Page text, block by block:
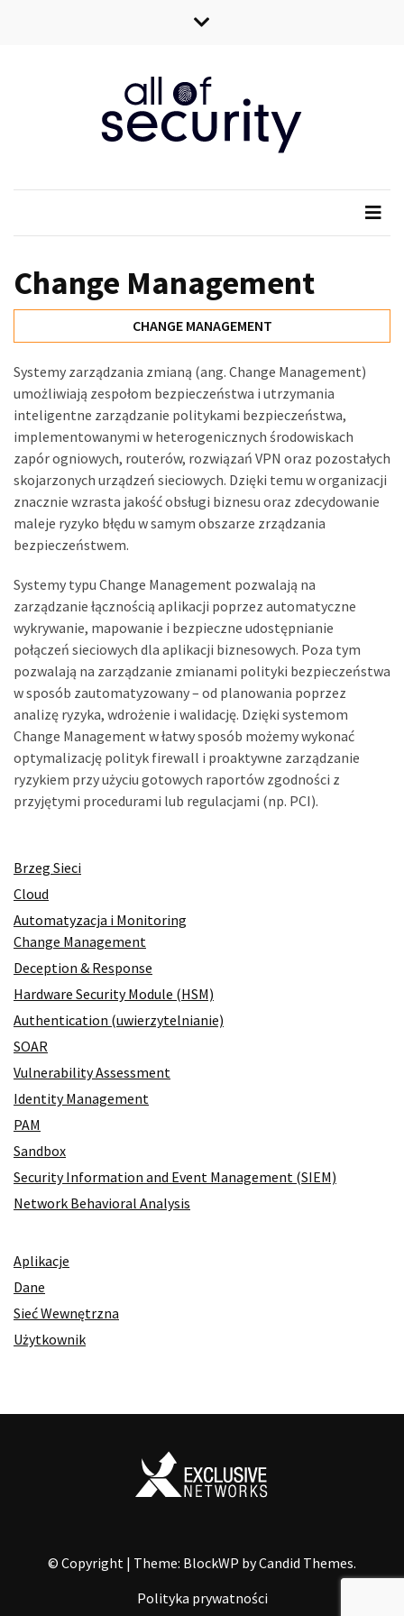
All of security
Change Management
CHANGE MANAGEMENT
Systemy zarządzania zmianą (ang. Change Management)
umożliwiają zespołom bezpieczeństwa i utrzymania
inteligentne zarządzanie politykami bezpieczeństwa,
implementowanymi w heterogenicznych środowiskach
zapór ogniowych, routerów, rozwiązań VPN oraz pozostałych
skojarzonych urządzeń sieciowych. Dzięki temu w organizacji
znacznie wzrasta jakość obsługi biznesu oraz zdecydowanie
maleje ryzyko błędu w samym obszarze zrządzania
bezpieczeństwem.
Systemy typu Change Management pozwalają na
zarządzanie łącznością aplikacji poprzez automatyczne
wykrywanie, mapowanie i bezpieczne udostępnianie
połączeń sieciowych dla aplikacji biznesowych. Poza tym
pozwalają na zarządzanie zmianami polityki bezpieczeństwa
w sposób zautomatyzowany – od planowania poprzez
analizę ryzyka, wdrożenie i walidację. Dzięki systemom
Change Management w łatwy sposób możemy wykonać
optymalizację polityk firewall i proaktywne zarządzanie
ryzykiem przy użyciu gotowych raportów zgodności z
przyjętymi procedurami lub regulacjami (np. PCI).
Brzeg Sieci
Cloud
Automatyzacja i Monitoring
Change Management
Deception & Response
Hardware Security Module (HSM)
Authentication (uwierzytelnianie)
SOAR
Vulnerability Assessment
Identity Management
PAM
Sandbox
Security Information and Event Management (SIEM)
Network Behavioral Analysis
Aplikacje
Dane
Sieć Wewnętrzna
Użytkownik
© Copyright | Theme: BlockWP byCandid Themes.
Polityka prywatności